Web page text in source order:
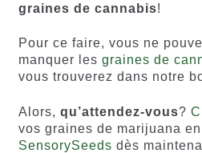
graines de cannabis!
Pour ce faire, vous ne
manquer les graines de
vous trouverez dans notre
Alors, qu’attendez-vous?
vos graines de marijuana
SensorySeeds dès